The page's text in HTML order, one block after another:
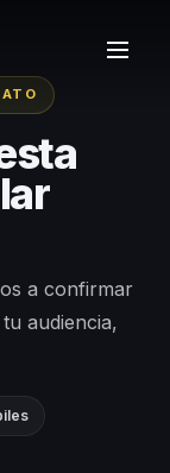
a confirmar
audiencia,